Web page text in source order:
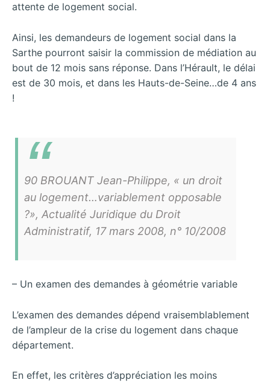
attente de logement social.
Ainsi, les demandeurs de logement social dans la
Sarthe pourront saisir la commission de médiation au
bout de 12 mois sans réponse. Dans l’Hérault, le délai
est de 30 mois, et dans les Hauts-de-Seine…de 4 ans
!
90 BROUANT Jean-Philippe, « un droit
au logement…variablement opposable
?», Actualité Juridique du Droit
Administratif, 17 mars 2008, n° 10/2008
– Un examen des demandes à géométrie variable
L’examen des demandes dépend vraisemblablement
de l’ampleur de la crise du logement dans chaque
département.
En effet, les critères d’appréciation les moins